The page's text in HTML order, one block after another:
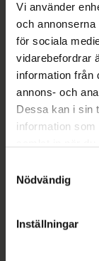
Vi använder
och
för sociala
vidarebefordrar
information från
annons- och
Dessa kan i sin
information
återkalla ditt
lagligheten av
Nödvändig
Inställningar
Läs
EAN: